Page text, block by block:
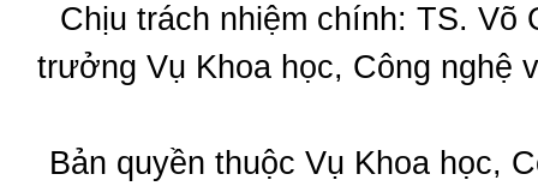
Chịu trách nhiệm chính: TS.
trưởng Vụ Khoa học, Công nghệ
Bản quyền thuộc Vụ Khoa học,